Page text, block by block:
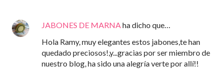
JABONES DE MARNAha dicho que…
Hola Ramy, muy elegantes estos jabones,te han
quedado preciosos!,y...gracias por ser miembro de
nuestro blog, ha sido una alegría verte por allí!!